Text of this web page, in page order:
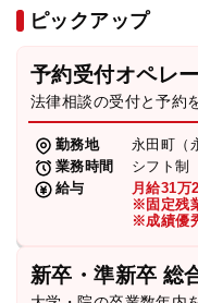
ピックアップ
予約受付オペレ
法律相談の受付と予約
勤務地
永田町（
業務時間
シフト制
給与
月給31万
※固定残
※成績優
新卒・準新卒 総
ホーム
取扱分野
解決実績